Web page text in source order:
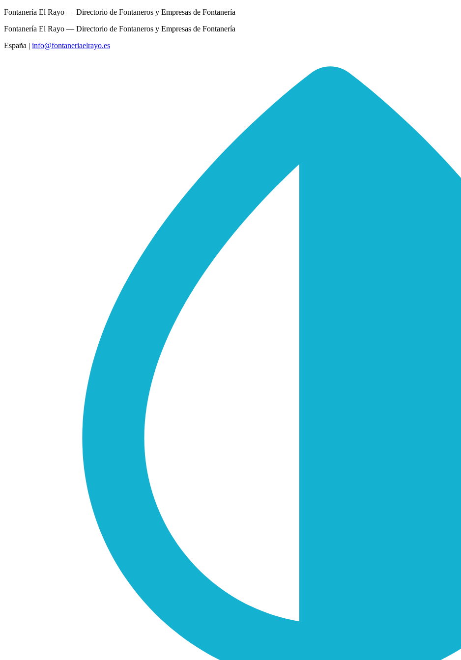
Fontanería El Rayo — Directorio de Fontaneros y Empresas de Fontanería
Fontanería El Rayo — Directorio de Fontaneros y Empresas de Fontanería
España | info@fontaneriaelrayo.es